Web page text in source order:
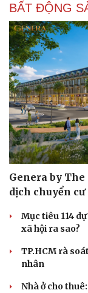
BẤT ĐỘNG
Genera by
dịch chuyển
Mục tiêu 114
xã hội ra sao?
TP.HCM rà
nhân
Nhà ở cho